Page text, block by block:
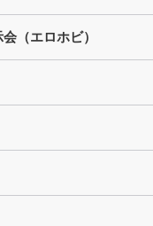
（エロホビ）